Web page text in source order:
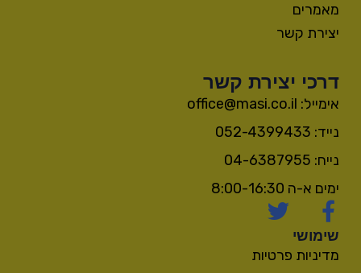
מאמרים
יצירת קשר
דרכי יצירת קשר
אימייל: office@masi.co.il
נייד: 052-4399433
נייח: 04-6387955
ימים א-ה 8:00-16:30
שימושי
מדיניות פרטיות